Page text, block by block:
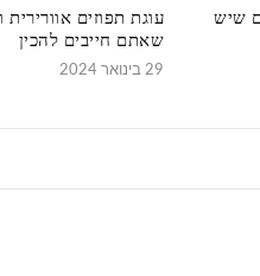
שיש
עוגת תפוזים
שאתם חייבים להכין
29 בינואר 2024